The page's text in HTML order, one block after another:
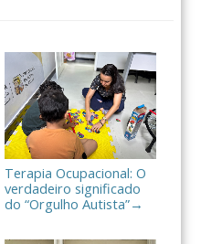
Terapia Ocupacional: O
verdadeiro significado
do “Orgulho Autista”→